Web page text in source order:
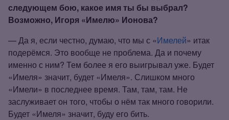
следующем бою, какое имя ты бы выбрал?
Возможно, Игоря «Имелю» Ионова?
— Да я, если честно, думаю, что мы с «Имелей» итак
подерёмся. Это вообще не проблема. Да и почему
именно с ним? Тем более я его выигрывал уже. Будет
«Имеля» значит, будет «Имеля». Слишком много
«Имели» в последнее время. Там, там, там. Не
заслуживает он того, чтобы о нём так много говорили.
Будет «Имеля» значит, буду его бить.